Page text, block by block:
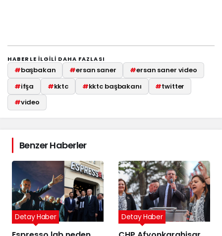
HABERLE ILGILI DAHA FAZLASI
#başbakan #ersan saner #ersan saner video
#ifşa #kktc #kktc başbakanı #twitter
#video
Benzer Haberler
Detay Haber Detay Haber